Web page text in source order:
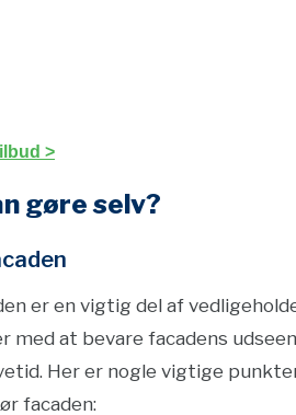
>
gøre selv?
er en vigtig del af
med at bevare facadens
Her er nogle vigtige
facaden: